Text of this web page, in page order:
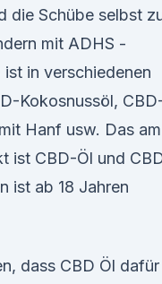
die Schübe selbst
mit ADHS -
in verschiedenen
Kokosnussöl,
Hanf usw. Das am
ist CBD-Öl und
ist ab 18 Jahren
dass CBD Öl dafür